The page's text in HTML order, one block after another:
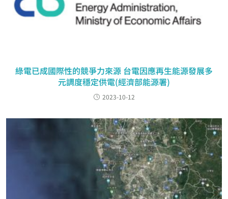
綠電已成國際性的競爭力來源 台電因應再生能源發展多
元調度穩定供電(經濟部能源署)
2023-10-12